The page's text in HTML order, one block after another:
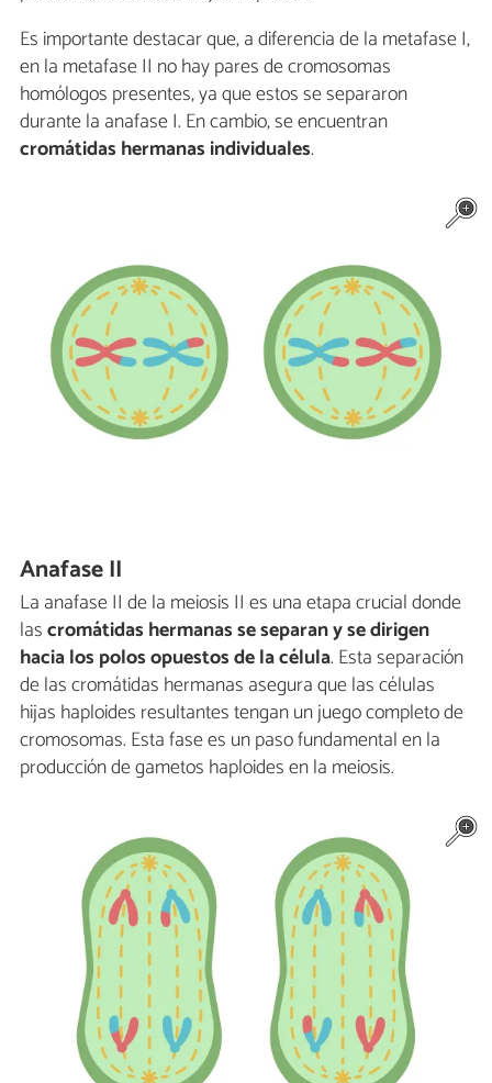
Es importante destacar que, a diferencia de la metafase I,
en la metafase II no hay pares de cromosomas
homólogos presentes, ya que estos se separaron
durante la anafase I. En cambio, se encuentran
cromátidas hermanas individuales.
Anafase II
La anafase II de la meiosis II es una etapa crucial donde
lascromátidas hermanas se separan y se dirigen
hacia los polos opuestos de la célula. Esta separación
de las cromátidas hermanas asegura que las células
hijas haploides resultantes tengan un juego completo de
cromosomas. Esta fase es un paso fundamental en la
producción de gametos haploides en la meiosis.